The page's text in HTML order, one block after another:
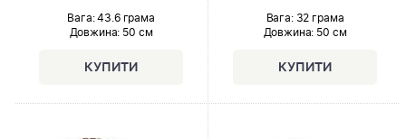
Вага: 43.6 грама
Довжина: 50 см
Вага: 32 грама
Довжина: 50 см